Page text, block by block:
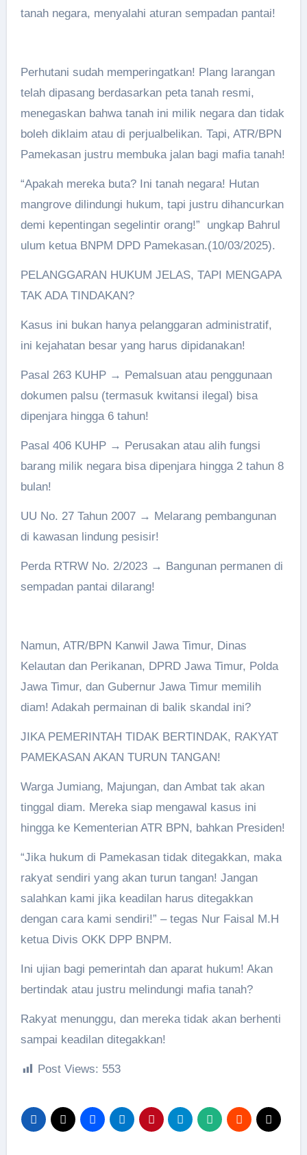
tanah negara, menyalahi aturan sempadan pantai!
Perhutani sudah memperingatkan! Plang larangan
telah dipasang berdasarkan peta tanah resmi,
menegaskan bahwa tanah ini milik negara dan tidak
boleh diklaim atau di perjualbelikan. Tapi, ATR/BPN
Pamekasan justru membuka jalan bagi mafia tanah!
“Apakah mereka buta? Ini tanah negara! Hutan
mangrove dilindungi hukum, tapi justru dihancurkan
demi kepentingan segelintir orang!” ungkap Bahrul
ulum ketua BNPM DPD Pamekasan.(10/03/2025).
PELANGGARAN HUKUM JELAS, TAPI MENGAPA
TAK ADA TINDAKAN?
Kasus ini bukan hanya pelanggaran administratif,
ini kejahatan besar yang harus dipidanakan!
Pasal 263 KUHP → Pemalsuan atau penggunaan
dokumen palsu (termasuk kwitansi ilegal) bisa
dipenjara hingga 6 tahun!
Pasal 406 KUHP → Perusakan atau alih fungsi
barang milik negara bisa dipenjara hingga 2 tahun 8
bulan!
UU No. 27 Tahun 2007 → Melarang pembangunan
di kawasan lindung pesisir!
Perda RTRW No. 2/2023 → Bangunan permanen di
sempadan pantai dilarang!
Namun, ATR/BPN Kanwil Jawa Timur, Dinas
Kelautan dan Perikanan, DPRD Jawa Timur, Polda
Jawa Timur, dan Gubernur Jawa Timur memilih
diam! Adakah permainan di balik skandal ini?
JIKA PEMERINTAH TIDAK BERTINDAK, RAKYAT
PAMEKASAN AKAN TURUN TANGAN!
Warga Jumiang, Majungan, dan Ambat tak akan
tinggal diam. Mereka siap mengawal kasus ini
hingga ke Kementerian ATR BPN, bahkan Presiden!
“Jika hukum di Pamekasan tidak ditegakkan, maka
rakyat sendiri yang akan turun tangan! Jangan
salahkan kami jika keadilan harus ditegakkan
dengan cara kami sendiri!” – tegas Nur Faisal M.H
ketua Divis OKK DPP BNPM.
Ini ujian bagi pemerintah dan aparat hukum! Akan
bertindak atau justru melindungi mafia tanah?
Rakyat menunggu, dan mereka tidak akan berhenti
sampai keadilan ditegakkan!
Post Views: 553